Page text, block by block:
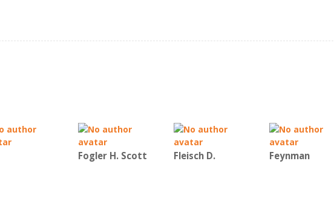
Fogler H. Scott Fleisch D. Feynman